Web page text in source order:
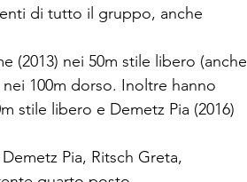
di tutto il gruppo, anche
(2013) nei 50m stile libero (anche
100m dorso. Inoltre hanno
stile libero e Demetz Pia (2016)
Pia, Ritsch Greta,